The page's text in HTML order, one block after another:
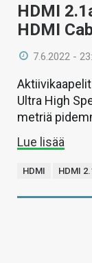
VAIHDA TEEMA
HAKU
HDMI
HDMI
7.6.2022 -
Ultra High
metriä
Lue lisää
HDMI HDMI